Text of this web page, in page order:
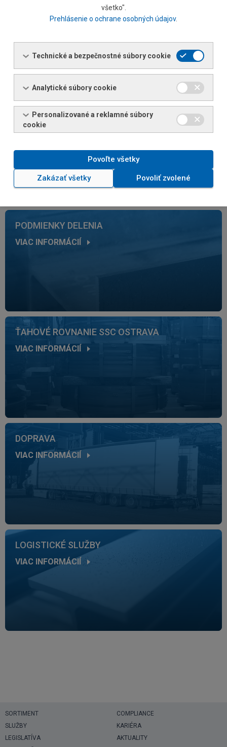
SPRACOVANIE BETONÁRSKEJ OCELE
ĎALŠIE SLUŽBY
VIAC INFORMÁCIÍ
PODMIENKY DELENIA
VIAC INFORMÁCIÍ
ŤAHOVÉ ROVNANIE SSC OSTRAVA
VIAC INFORMÁCIÍ
DOPRAVA
VIAC INFORMÁCIÍ
LOGISTICKÉ SLUŽBY
VIAC INFORMÁCIÍ
SORTIMENT
SLUŽBY
LEGISLATÍVA
COMPLIANCE
KARIÉRA
AKTUALITY
všetko".
Prehlásenie o ochrane osobných údajov.
Technické a bezpečnostné súbory cookie
Analytické súbory cookie
Personalizované a reklamné súbory
cookie
Povoľte všetky
Zakázať všetky Povoliť zvolené